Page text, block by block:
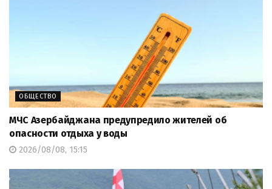
ОБЩЕСТВО
МЧС Азербайджана предупредило жителей об
опасности отдыха у воды
2026/08/08, 15:15